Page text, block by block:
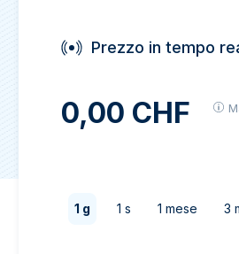
Prezzo in tempo
0,00 CHF
1 g 1 s 1 mese 3